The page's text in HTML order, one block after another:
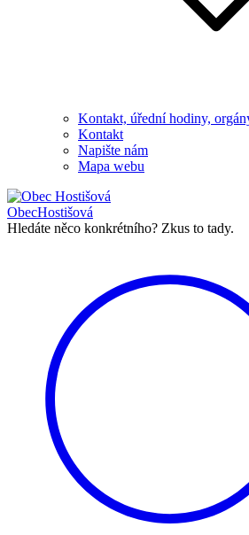
Kontakt, úřední hodiny,
Kontakt
Napište nám
Mapa webu
ObecHostišová
Hledáte něco konkrétního? Zkus to tady.